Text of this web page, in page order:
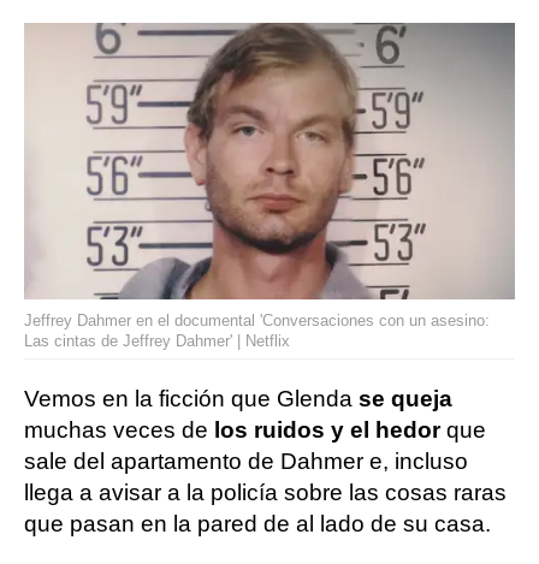
Jeffrey Dahmer en el documental 'Conversaciones con un asesino:
Las cintas de Jeffrey Dahmer' | Netflix
Vemos en la ficción que Glenda se queja
muchas veces de los ruidos y el hedorque
sale del apartamento de Dahmer e, incluso
llega a avisar a la policía sobre las cosas raras
que pasan en la pared de al lado de su casa.